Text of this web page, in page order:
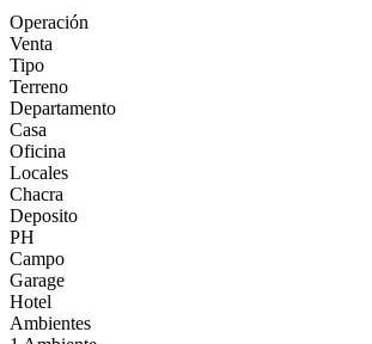
Operación
Venta
Tipo
Terreno
Departamento
Casa
Oficina
Locales
Chacra
Deposito
PH
Campo
Garage
Hotel
Ambientes